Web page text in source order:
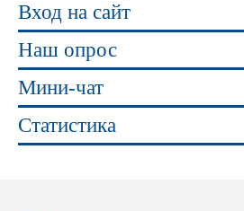
Вход на сайт
Наш опрос
Мини-чат
Статистика